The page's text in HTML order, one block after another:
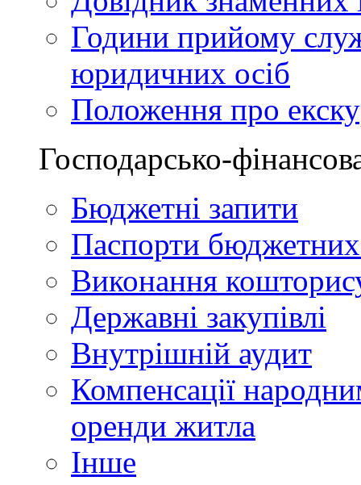
Години прийому
юридичних осіб
Положення про
Господарсько-
Бюджетні запити
Паспорти
Виконання
Державні закупівлі
Внутрішній аудит
Компенсації
оренди житла
Інше